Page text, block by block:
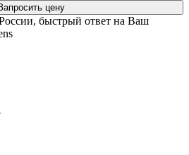
цену
быстрый ответ на Ваш